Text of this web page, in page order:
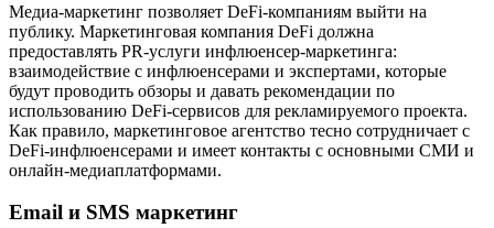
Медиа-маркетинг позволяет DeFi-компаниям выйти на
публику. Маркетинговая компания DeFi должна
предоставлять PR-услуги инфлюенсер-маркетинга:
взаимодействие с инфлюенсерами и экспертами, которые
будут проводить обзоры и давать рекомендации по
использованию DeFi-сервисов для рекламируемого проекта.
Как правило, маркетинговое агентство тесно сотрудничает с
DeFi-инфлюенсерами и имеет контакты с основными СМИ и
онлайн-медиаплатформами.
Email и SMS маркетинг